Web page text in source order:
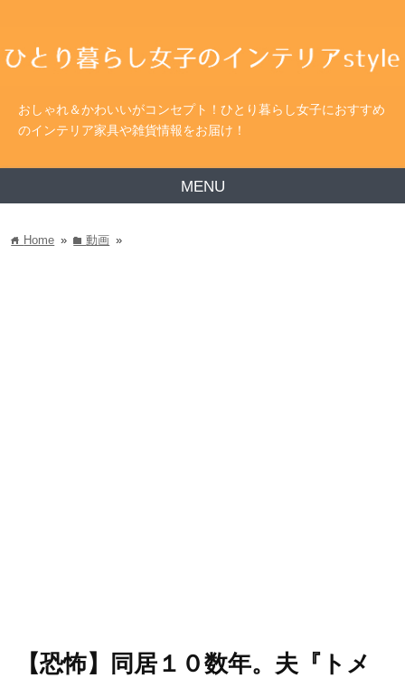
おしゃれ＆かわいいがコンセプト！ひとり暮らし女子におすすめ
のインテリア家具や雑貨情報をお届け！
MENU
home Home » folder動画 »
【恐怖】同居１０数年。夫『トメ